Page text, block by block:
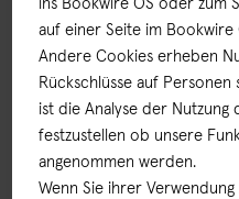
Passwort
ins Bookwire OS oder zum
auf einer Seite im Bookwire
Andere Cookies erheben
Rückschlüsse auf
ist die Analyse der Nutzung
festzustellen ob unsere
angenommen werden.
Wenn Sie ihrer